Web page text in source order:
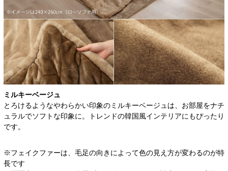
ミルキーベージュ
とろけるようなやわらかい印象のミルキーベージュは、お部屋をナチ
ュラルでソフトな印象に。トレンドの韓国風インテリアにもぴったり
です。
※フェイクファーは、毛足の向きによって色の見え方が変わるのが特
長です